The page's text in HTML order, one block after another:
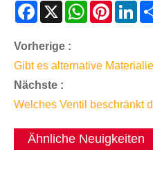
Facebook
X WhatsApp
Vorherige :
Gibt es alternative
Nächste :
Welches Ventil beschränkt
Ähnliche Neuigkeiten